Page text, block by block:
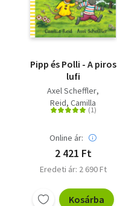
Pipp és Polli - A piros
lufi
Axel Scheffler
Reid, Camilla
Online ár:
2 421 Ft
Eredeti ár: 2 690 Ft
Kosárba